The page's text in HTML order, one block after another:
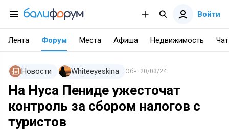
Войти
Лента Форум Места Афиша Недвижимость Чат
Новости Whiteeyeskina Обн. 20/03/24
На Нуса Пениде ужесточат
контроль за сбором налогов с
туристов